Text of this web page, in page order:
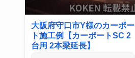
大阪府守口市Y様のカーポー
ト施工例【カーポートSC 2
台用 2本梁延長】